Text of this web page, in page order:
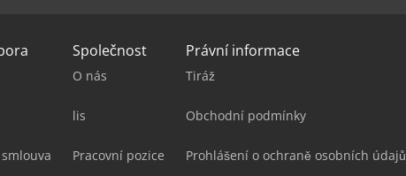
Společnost
O nás
lis
Pracovní pozice
Právní informace
Tiráž
Obchodní podmínky
Prohlášení o ochraně osobních údajů